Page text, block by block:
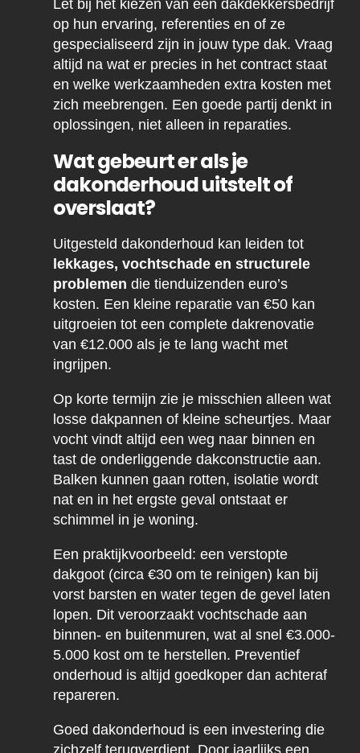
Let bij het kiezen van een dakdekkersbedrijf
op hun ervaring, referenties en of ze
gespecialiseerd zijn in jouw type dak. Vraag
altijd na wat er precies in het contract staat
en welke werkzaamheden extra kosten met
zich meebrengen. Een goede partij denkt in
oplossingen, niet alleen in reparaties.
Wat gebeurt er als je
dakonderhoud uitstelt of
overslaat?
Uitgesteld dakonderhoud kan leiden tot
lekkages, vochtschade en structurele
problemen die tienduizenden euro’s
kosten. Een kleine reparatie van €50 kan
uitgroeien tot een complete dakrenovatie
van €12.000 als je te lang wacht met
ingrijpen.
Op korte termijn zie je misschien alleen wat
losse dakpannen of kleine scheurtjes. Maar
vocht vindt altijd een weg naar binnen en
tast de onderliggende dakconstructie aan.
Balken kunnen gaan rotten, isolatie wordt
nat en in het ergste geval ontstaat er
schimmel in je woning.
Een praktijkvoorbeeld: een verstopte
dakgoot (circa €30 om te reinigen) kan bij
vorst barsten en water tegen de gevel laten
lopen. Dit veroorzaakt vochtschade aan
binnen- en buitenmuren, wat al snel €3.000-
5.000 kost om te herstellen. Preventief
onderhoud is altijd goedkoper dan achteraf
repareren.
Goed dakonderhoud is een investering die